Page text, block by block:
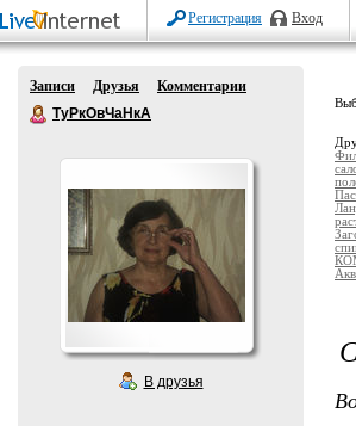
Регистрация Вход
Записи Друзья
Комментарии
ТуРкОвЧаНкА
В друзья